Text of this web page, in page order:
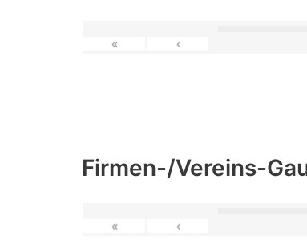
« ‹
Firmen-/Vereins-
« ‹